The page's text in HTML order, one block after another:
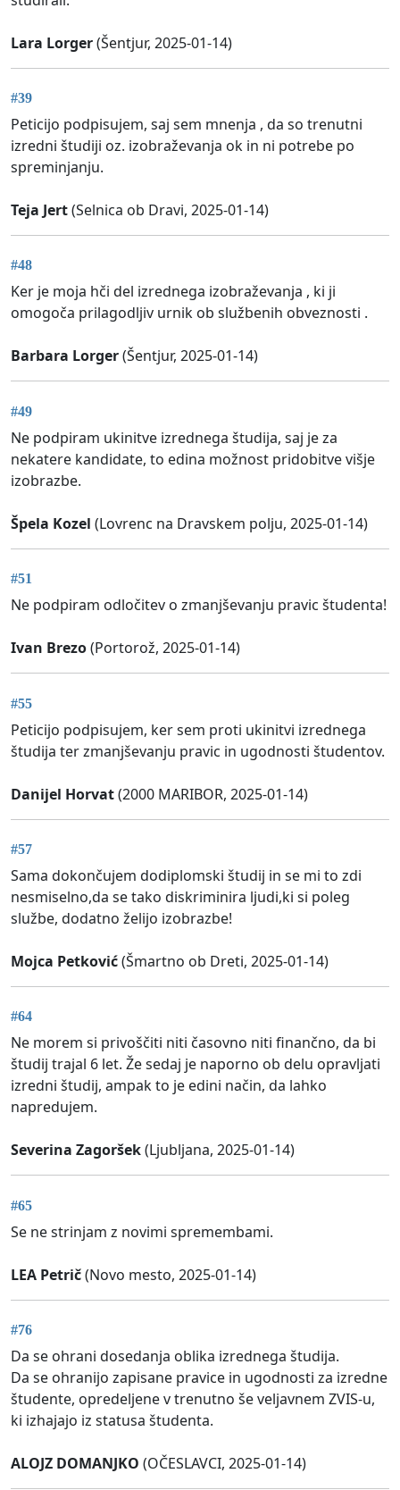
Lara Lorger(Šentjur, 2025-01-14)
#39
Peticijo podpisujem, saj sem mnenja , da so trenutni
izredni študiji oz. izobraževanja ok in ni potrebe po
spreminjanju.
Teja Jert(Selnica ob Dravi, 2025-01-14)
#48
Ker je moja hči del izrednega izobraževanja , ki ji
omogoča prilagodljiv urnik ob službenih obveznosti .
Barbara Lorger(Šentjur, 2025-01-14)
#49
Ne podpiram ukinitve izrednega študija, saj je za
nekatere kandidate, to edina možnost pridobitve višje
izobrazbe.
Špela Kozel (Lovrenc na Dravskem polju, 2025-01-14)
#51
Ne podpiram odločitev o zmanjševanju pravic študenta!
Ivan Brezo(Portorož, 2025-01-14)
#55
Peticijo podpisujem, ker sem proti ukinitvi izrednega
študija ter zmanjševanju pravic in ugodnosti študentov.
Danijel Horvat(2000 MARIBOR, 2025-01-14)
#57
Sama dokončujem dodiplomski študij in se mi to zdi
nesmiselno,da se tako diskriminira ljudi,ki si poleg
službe, dodatno želijo izobrazbe!
Mojca Petković(Šmartno ob Dreti, 2025-01-14)
#64
Ne morem si privoščiti niti časovno niti finančno, da bi
študij trajal 6 let. Že sedaj je naporno ob delu opravljati
izredni študij, ampak to je edini način, da lahko
napredujem.
Severina Zagoršek(Ljubljana, 2025-01-14)
#65
Se ne strinjam z novimi spremembami.
LEA Petrič(Novo mesto, 2025-01-14)
#76
Da se ohrani dosedanja oblika izrednega študija.
Da se ohranijo zapisane pravice in ugodnosti za izredne
študente, opredeljene v trenutno še veljavnem ZVIS-u,
ki izhajajo iz statusa študenta.
ALOJZ DOMANJKO (OČESLAVCI, 2025-01-14)